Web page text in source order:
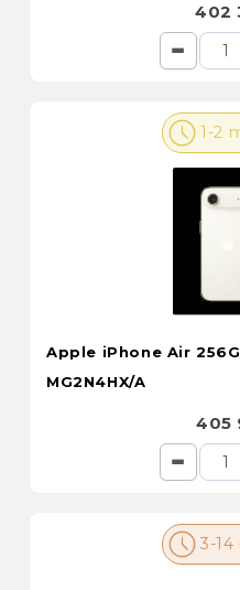
402
1-2
Apple iPhone Air
MG2N4HX/A
405
3-14